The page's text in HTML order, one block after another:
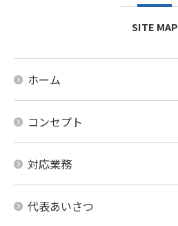
SITE MAP
ホーム
コンセプト
対応業務
代表あいさつ